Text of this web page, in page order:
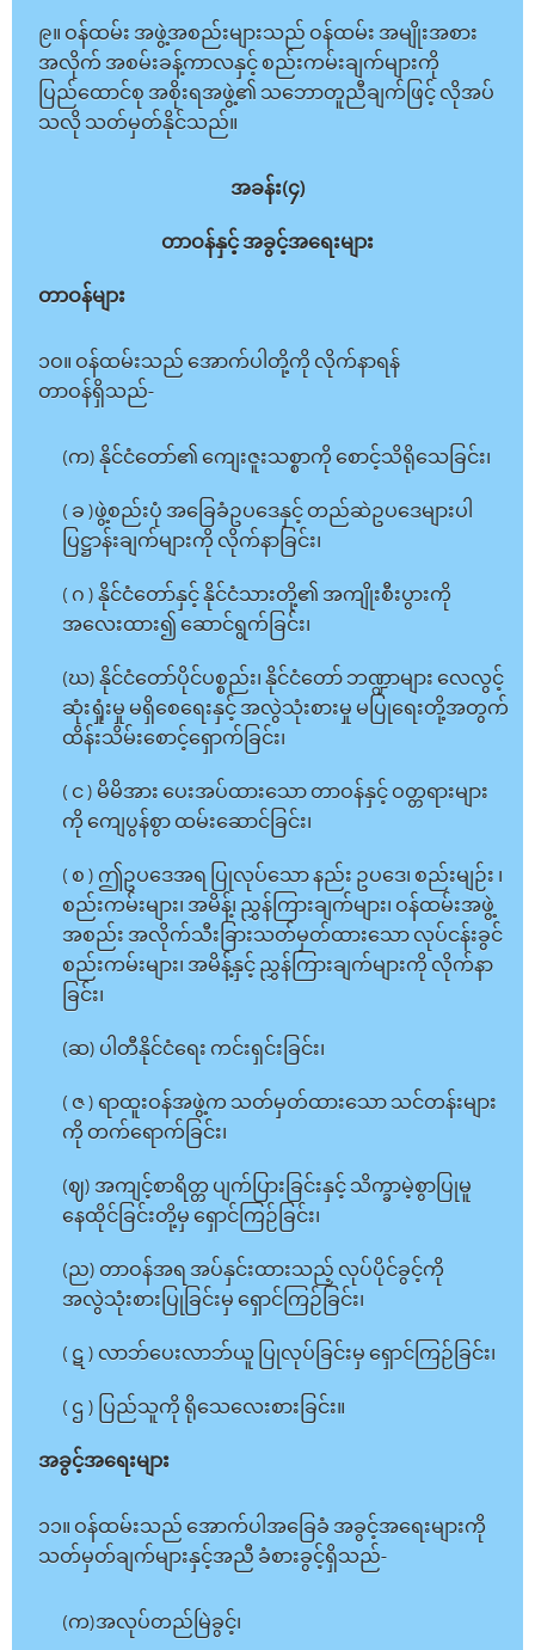
၉။ ဝန်ထမ်း အဖွဲ့အစည်းများသည် ဝန်ထမ်း အမျိုးအစား
အလိုက် အစမ်းခန့်ကာလနှင့် စည်းကမ်းချက်များကို
ပြည်ထောင်စု အစိုးရအဖွဲ့၏ သဘောတူညီချက်ဖြင့် လိုအပ်
သလို သတ်မှတ်နိုင်သည်။
အခန်း(၄)
တာဝန်နှင့် အခွင့်အရေးများ
တာဝန်များ
၁ဝ။ ဝန်ထမ်းသည် အောက်ပါတို့ကို လိုက်နာရန်
တာဝန်ရှိသည်-
(က) နိုင်ငံတော်၏ ကျေးဇူးသစ္စာကို စောင့်သိရိုသေခြင်း၊
( ခ )ဖွဲ့စည်းပုံ အခြေခံဥပဒေနှင့် တည်ဆဲဥပဒေများပါ
ပြဋ္ဌာန်းချက်များကို လိုက်နာခြင်း၊
( ဂ ) နိုင်ငံတော်နှင့် နိုင်ငံသားတို့၏ အကျိုးစီးပွားကို
အလေးထား၍ ဆောင်ရွက်ခြင်း၊
(ဃ) နိုင်ငံတော်ပိုင်ပစ္စည်း၊ နိုင်ငံတော် ဘဏ္ဍာများ လေလွင့်
ဆုံးရှုံးမှု မရှိစေရေးနှင့် အလွဲသုံးစားမှု မပြုရေးတို့အတွက်
ထိန်းသိမ်းစောင့်ရှောက်ခြင်း၊
( င ) မိမိအား ပေးအပ်ထားသော တာဝန်နှင့် ဝတ္တရားများ
ကို ကျေပွန်စွာ ထမ်းဆောင်ခြင်း၊
( စ ) ဤဥပဒေအရ ပြုလုပ်သော နည်း ဥပဒေ၊ စည်းမျဉ်း ၊
စည်းကမ်းများ၊ အမိန့်၊ ညွှန်ကြားချက်များ၊ ဝန်ထမ်းအဖွဲ့
အစည်း အလိုက်သီးခြားသတ်မှတ်ထားသော လုပ်ငန်းခွင်
စည်းကမ်းများ၊ အမိန့်နှင့် ညွှန်ကြားချက်များကို လိုက်နာ
ခြင်း၊
(ဆ) ပါတီနိုင်ငံရေး ကင်းရှင်းခြင်း၊
( ဇ ) ရာထူးဝန်အဖွဲ့က သတ်မှတ်ထားသော သင်တန်းများ
ကို တက်ရောက်ခြင်း၊
(ဈ) အကျင့်စာရိတ္တ ပျက်ပြားခြင်းနှင့် သိက္ခာမဲ့စွာပြုမူ
နေထိုင်ခြင်းတို့မှ ရှောင်ကြဉ်ခြင်း၊
(ည) တာဝန်အရ အပ်နှင်းထားသည့် လုပ်ပိုင်ခွင့်ကို
အလွဲသုံးစားပြုခြင်းမှ ရှောင်ကြဉ်ခြင်း၊
( ဋ ) လာဘ်ပေးလာဘ်ယူ ပြုလုပ်ခြင်းမှ ရှောင်ကြဉ်ခြင်း၊
( ဌ ) ပြည်သူကို ရိုသေလေးစားခြင်း။
အခွင့်အရေးများ
၁၁။ ဝန်ထမ်းသည် အောက်ပါအခြေခံ အခွင့်အရေးများကို
သတ်မှတ်ချက်များနှင့်အညီ ခံစားခွင့်ရှိသည်-
(က)အလုပ်တည်မြဲခွင့်၊